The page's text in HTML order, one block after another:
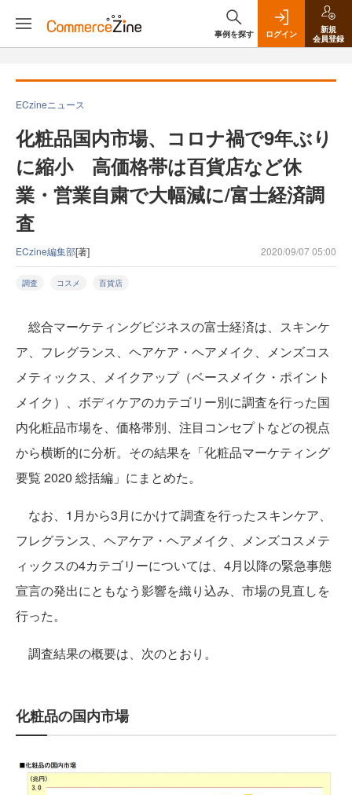
事例を探す ログイン
新規
会員登録
ECzineニュース
化粧品国内市場、コロナ禍で9年ぶり
に縮小 高価格帯は百貨店など休
業・営業自粛で大幅減に/富士経済調
査
ECzine編集部[著] 2020/09/07 05:00
調査 コスメ 百貨店
総合マーケティングビジネスの富士経済は、スキンケ
ア、フレグランス、ヘアケア・ヘアメイク、メンズコス
メティックス、メイクアップ（ベースメイク・ポイント
メイク）、ボディケアのカテゴリー別に調査を行った国
内化粧品市場を、価格帯別、注目コンセプトなどの視点
から横断的に分析。その結果を「化粧品マーケティング
要覧 2020 総括編」にまとめた。
なお、1月から3月にかけて調査を行ったスキンケア、
フレグランス、ヘアケア・ヘアメイク、メンズコスメテ
ィックスの4カテゴリーについては、4月以降の緊急事態
宣言の発出にともなう影響を織り込み、市場の見直しを
行った。
調査結果の概要は、次のとおり。
化粧品の国内市場